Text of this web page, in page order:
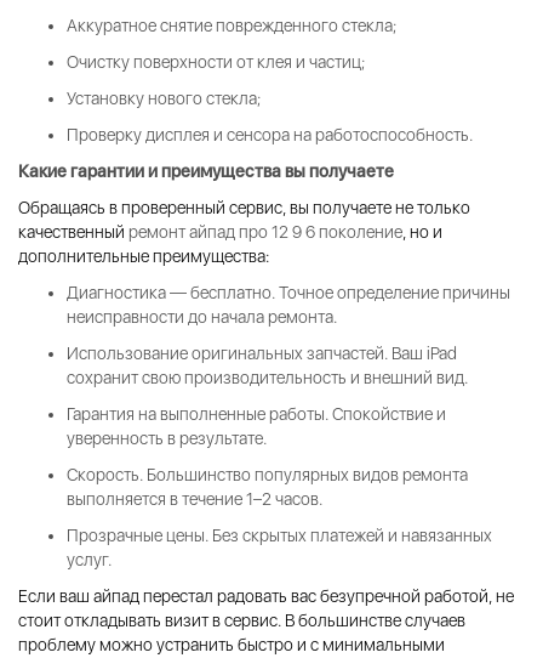
Аккуратное снятие поврежденного стекла;
Очистку поверхности от клея и частиц;
Установку нового стекла;
Проверку дисплея и сенсора на работоспособность.
Какие гарантии и преимущества вы получаете
Обращаясь в проверенный сервис, вы получаете не только
качественный ремонт айпад про 12 9 6 поколение , но и
дополнительные преимущества:
Диагностика — бесплатно. Точное определение причины
неисправности до начала ремонта.
Использование оригинальных запчастей. Ваш iPad
сохранит свою производительность и внешний вид.
Гарантия на выполненные работы. Спокойствие и
уверенность в результате.
Скорость. Большинство популярных видов ремонта
выполняется в течение 1–2 часов.
Прозрачные цены. Без скрытых платежей и навязанных
услуг.
Если ваш айпад перестал радовать вас безупречной работой, не
стоит откладывать визит в сервис. В большинстве случаев
проблему можно устранить быстро и с минимальными